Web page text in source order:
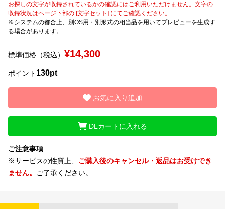
価格帯
リセット
お探しの文字が収録されているかの確認にはご利用いただけません。文字の
収録状況はページ下部の [文字セット] にてご確認ください。
※システムの都合上、別OS用・別形式の相当品を用いてプレビューを生成す
る場合があります。
標準価格（税込） ¥14,300
ポイント 130pt
お気に入り追加
DLカートに入れる
ご注意事項
※サービスの性質上、 ご購入後のキャンセル・返品はお受けでき
ません。 ご了承ください。